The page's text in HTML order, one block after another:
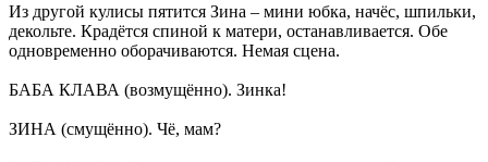
Из другой кулисы пятится Зина – мини юбка, начёс, шпильки,
декольте. Крадётся спиной к матери, останавливается. Обе
одновременно оборачиваются. Немая сцена.
БАБА КЛАВА (возмущённо). Зинка!
ЗИНА (смущённо). Чё, мам?